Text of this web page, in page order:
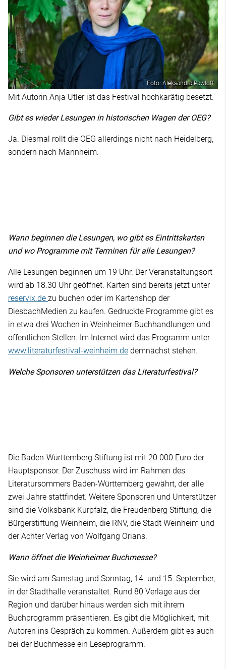
Foto: Aleksandra Pawloff
Mit Autorin Anja Utler ist das Festival hochkarätig besetzt.
Gibt es wieder Lesungen in historischen Wagen der OEG?
Ja. Diesmal rollt die OEG allerdings nicht nach Heidelberg,
sondern nach Mannheim.
Wann beginnen die Lesungen, wo gibt es Eintrittskarten
und wo Programme mit Terminen für alle Lesungen?
Alle Lesungen beginnen um 19 Uhr. Der Veranstaltungsort
wird ab 18.30 Uhr geöffnet. Karten sind bereits jetzt unter
reservix.de zu buchen oder im Kartenshop der
DiesbachMedien zu kaufen. Gedruckte Programme gibt es
in etwa drei Wochen in Weinheimer Buchhandlungen und
öffentlichen Stellen. Im Internet wird das Programm unter
www.literaturfestival-weinheim.de demnächst stehen.
Welche Sponsoren unterstützen das Literaturfestival?
Die Baden-Württemberg Stiftung ist mit 20 000 Euro der
Hauptsponsor. Der Zuschuss wird im Rahmen des
Literatursommers Baden-Württemberg gewährt, der alle
zwei Jahre stattfindet. Weitere Sponsoren und Unterstützer
sind die Volksbank Kurpfalz, die Freudenberg Stiftung, die
Bürgerstiftung Weinheim, die RNV, die Stadt Weinheim und
der Achter Verlag von Wolfgang Orians.
Wann öffnet die Weinheimer Buchmesse?
Sie wird am Samstag und Sonntag, 14. und 15. September,
in der Stadthalle veranstaltet. Rund 80 Verlage aus der
Region und darüber hinaus werden sich mit ihrem
Buchprogramm präsentieren. Es gibt die Möglichkeit, mit
Autoren ins Gespräch zu kommen. Außerdem gibt es auch
bei der Buchmesse ein Leseprogramm.